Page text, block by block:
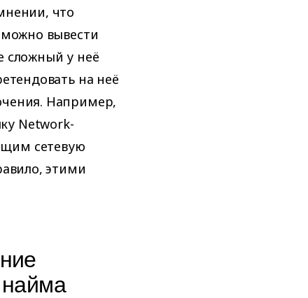
что
можно вывести
сложный у неё
на неё
Например,
Network-
сетевую
этими
найма